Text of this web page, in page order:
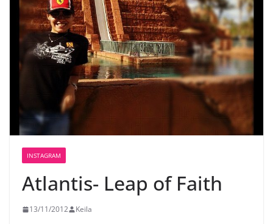
INSTAGRAM
Atlantis- Leap of Faith
13/11/2012 Keila